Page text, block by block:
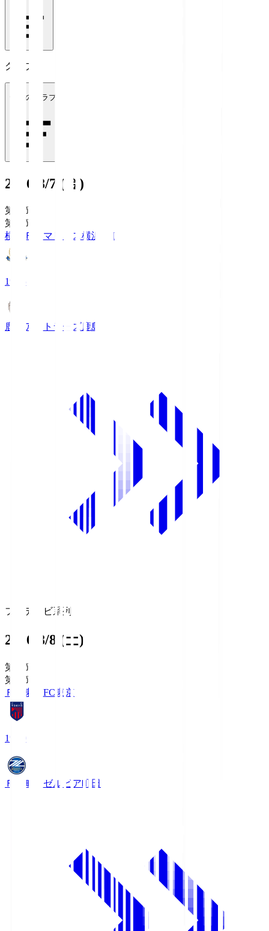
クラブ
全てのクラブ
2026/8/7 (金)
第1節
第1節
横浜Ｆ・マリノス横浜FM
19:25
鹿島アントラーズ鹿島
フジテレビ系列
2026/8/8 (土)
第1節
第1節
ＦＣ東京 FC東京
19:00
ＦＣ町田ゼルビア町田